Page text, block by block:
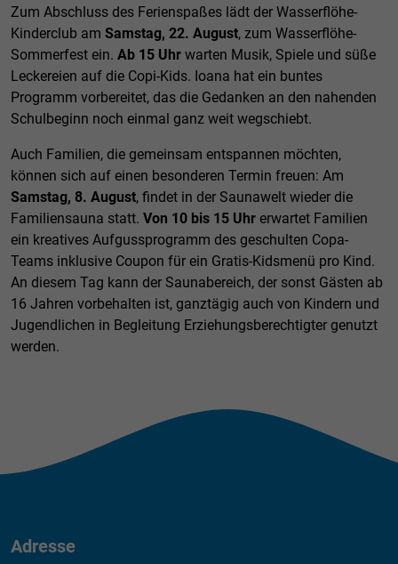
Zum Abschluss des Ferienspaßes lädt der Wasserflöhe-
Kinderclub am Samstag, 22. August, zum Wasserflöhe-
Sommerfest ein. Ab 15 Uhr warten Musik, Spiele und süße
Leckereien auf die Copi-Kids. Ioana hat ein buntes
Programm vorbereitet, das die Gedanken an den nahenden
Schulbeginn noch einmal ganz weit wegschiebt.
Auch Familien, die gemeinsam entspannen möchten,
können sich auf einen besonderen Termin freuen: Am
Samstag, 8. August, findet in der Saunawelt wieder die
Familiensauna statt. Von 10 bis 15 Uhr erwartet Familien
ein kreatives Aufgussprogramm des geschulten Copa-
Teams inklusive Coupon für ein Gratis-Kidsmenü pro Kind.
An diesem Tag kann der Saunabereich, der sonst Gästen ab
16 Jahren vorbehalten ist, ganztägig auch von Kindern und
Jugendlichen in Begleitung Erziehungsberechtigter genutzt
werden.
Adresse